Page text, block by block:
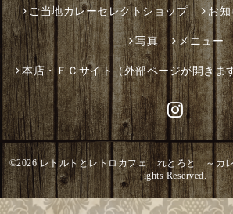
ご当地カレーセレクトショップ お
写真 メニュー
本店・ＥＣサイト（外部ページが開きま
©2026レトルトとレトロカフェ れとろと ～カ
ights Reserved.